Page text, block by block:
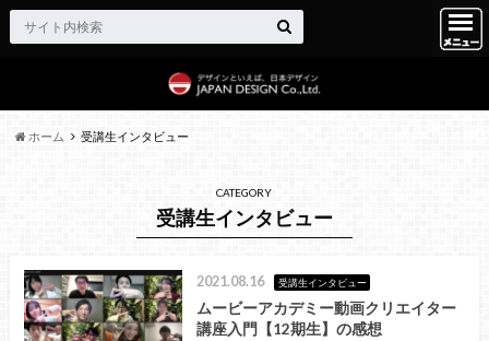
ホーム 受講生インタビュー
CATEGORY
受講生インタビュー
2021.08.16 受講生インタビュー
ムービーアカデミー動画クリエイター
講座入門【12期生】の感想